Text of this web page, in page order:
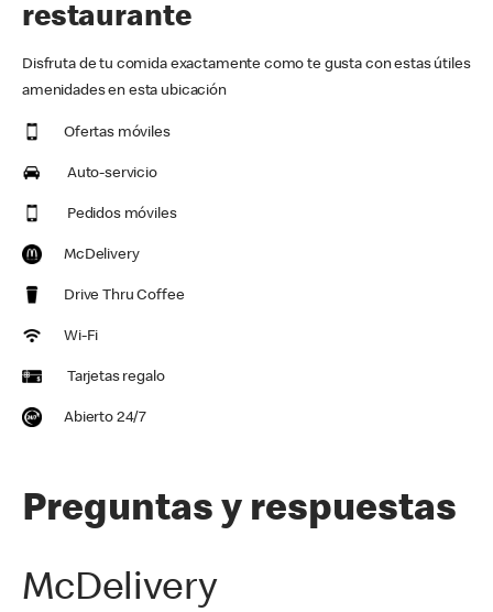
restaurante
Disfruta de tu comida exactamente como te gusta con estas útiles
amenidades en esta ubicación
Ofertas móviles
Auto-servicio
Pedidos móviles
McDelivery
Drive Thru Coffee
Wi-Fi
Tarjetas regalo
Abierto 24/7
Preguntas y respuestas
McDelivery